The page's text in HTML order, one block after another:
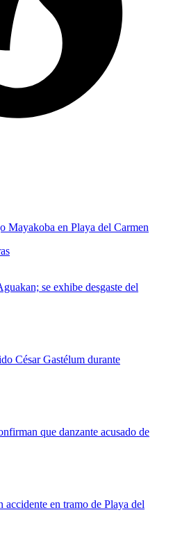
Mayakoba en Playa del Carmen
se exhibe desgaste del
César Gastélum durante
que danzante acusado de
accidente en tramo de Playa del